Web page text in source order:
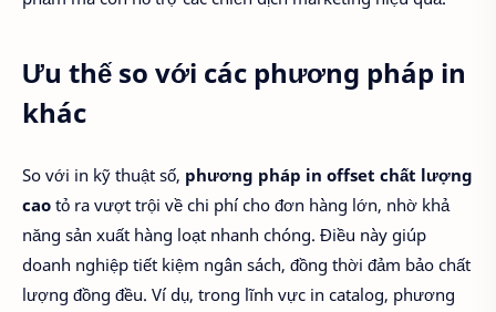
Ưu thế so với các phương pháp in
khác
So với in kỹ thuật số, phương pháp in offset chất lượng
cao tỏ ra vượt trội về chi phí cho đơn hàng lớn, nhờ khả
năng sản xuất hàng loạt nhanh chóng. Điều này giúp
doanh nghiệp tiết kiệm ngân sách, đồng thời đảm bảo chất
lượng đồng đều. Ví dụ, trong lĩnh vực in catalog, phương